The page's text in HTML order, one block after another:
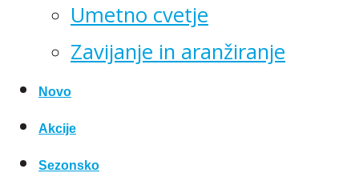
Umetno cvetje
Zavijanje in aranžiranje
Novo
Akcije
Sezonsko